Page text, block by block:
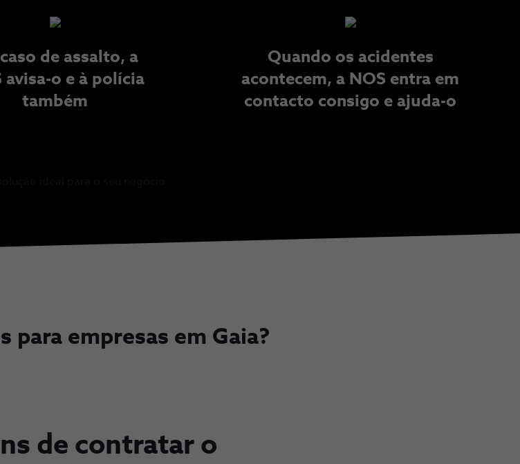
caso de assalto, a
avisa-o e à polícia
também​
Quando os acidentes
acontecem, a NOS entra em
contacto consigo e ajuda-o
para empresas em Gaia?
de contratar o